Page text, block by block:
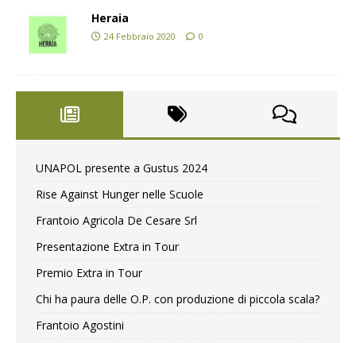
Heraia
24 Febbraio 2020 0
UNAPOL presente a Gustus 2024
Rise Against Hunger nelle Scuole
Frantoio Agricola De Cesare Srl
Presentazione Extra in Tour
Premio Extra in Tour
Chi ha paura delle O.P. con produzione di piccola scala?
Frantoio Agostini